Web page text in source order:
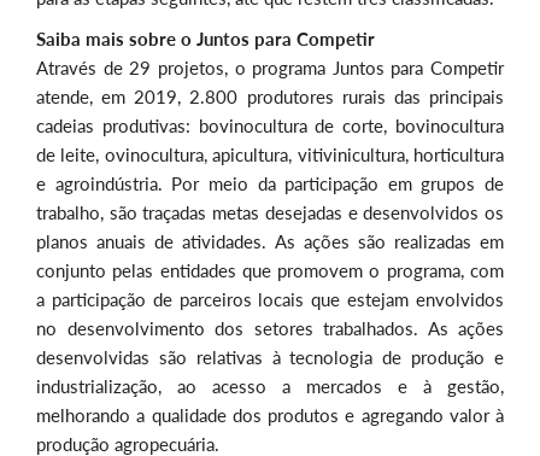
Saiba mais sobre o Juntos para Competir
Através de 29 projetos, o programa Juntos para Competir
atende, em 2019, 2.800 produtores rurais das principais
cadeias produtivas: bovinocultura de corte, bovinocultura
de leite, ovinocultura, apicultura, vitivinicultura, horticultura
e agroindústria. Por meio da participação em grupos de
trabalho, são traçadas metas desejadas e desenvolvidos os
planos anuais de atividades. As ações são realizadas em
conjunto pelas entidades que promovem o programa, com
a participação de parceiros locais que estejam envolvidos
no desenvolvimento dos setores trabalhados. As ações
desenvolvidas são relativas à tecnologia de produção e
industrialização, ao acesso a mercados e à gestão,
melhorando a qualidade dos produtos e agregando valor à
produção agropecuária.